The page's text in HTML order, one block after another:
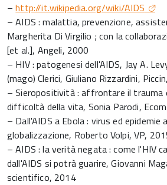
–http://it.wikipedia.org/wiki/AIDS
– AIDS : malattia, prevenzione,
Margherita Di Virgilio ; con la
[et al.], Angeli, 2000
– HIV : patogenesi dell'AIDS, Jay A.
(mago) Clerici, Giuliano Rizzardini,
– Sieropositività : affrontare il trauma
difficoltà della vita, Sonia Parodi,
– Dall'AIDS a Ebola : virus ed epidemie
globalizzazione, Roberto Volpi, VP,
– AIDS : la verità negata : come l'HIV
dall'AIDS si potrà guarire, Giovanni
scientifico, 2014